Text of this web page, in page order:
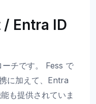
Entra ID
チです。 Fess で
に加えて、Entra
も提供されていま